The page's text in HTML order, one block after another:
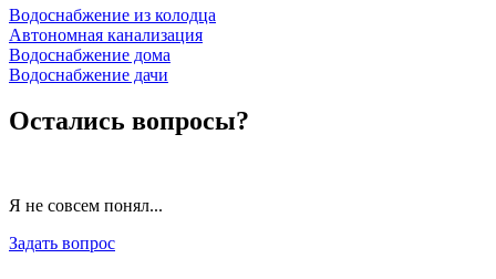
Водоснабжение из колодца
Автономная канализация
Водоснабжение дома
Водоснабжение дачи
Остались вопросы?
Я не совсем понял...
Задать вопрос